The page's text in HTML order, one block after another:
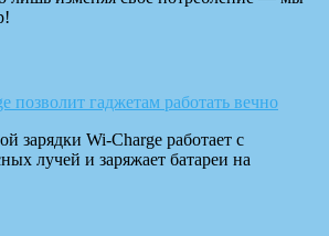
позволит гаджетам работать вечно
зарядки Wi-Charge работает с
лучей и заряжает батареи на